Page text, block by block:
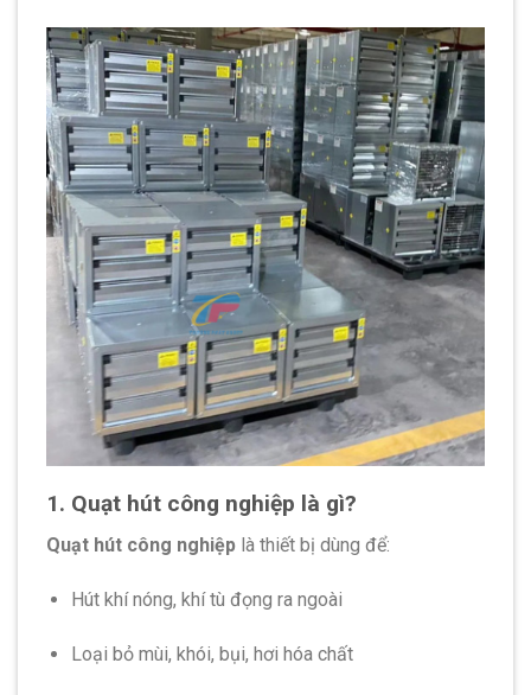
1. Quạt hút công nghiệp là gì?
Quạt hút công nghiệp là thiết bị dùng để:
Hút khí nóng, khí tù đọng ra ngoài
Loại bỏ mùi, khói, bụi, hơi hóa chất